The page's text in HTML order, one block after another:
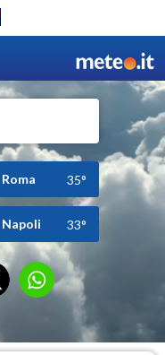
Roma 35°
Napoli 33°